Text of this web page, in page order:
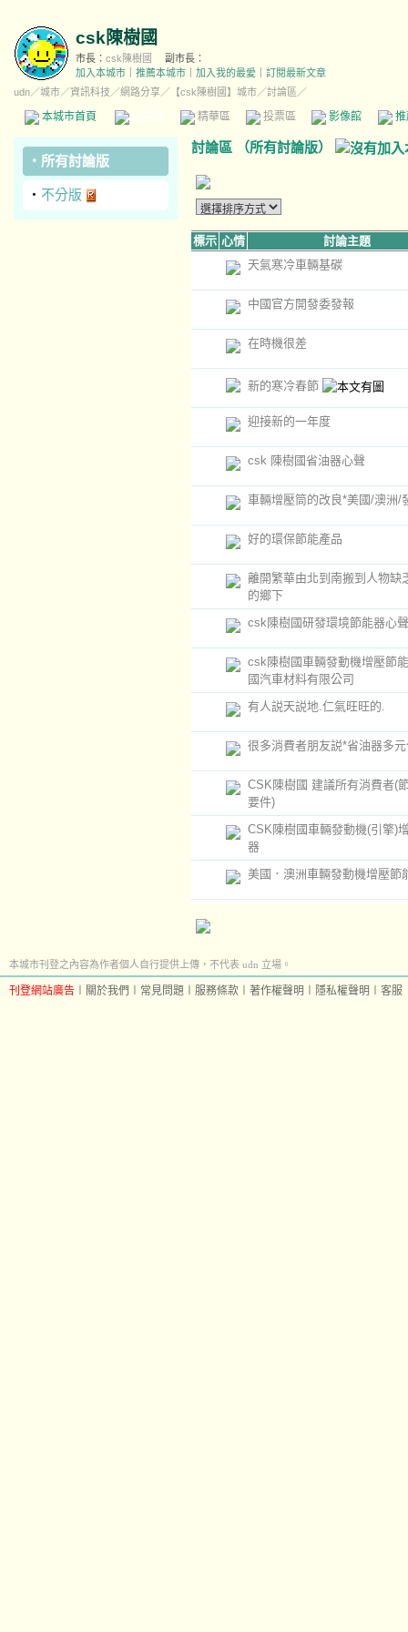
csk陳樹國
市長： csk陳樹國
副市長：
加入本城市
推薦本城市 加入我的最愛
訂閱最新文章
udn／城市／資訊科技 ／網路分享／ 【csk陳樹國】城市／討論區／
本城市首頁 精華區 投票區 影像館
‧ 所有討論版
‧ 不分版
討論區 （所有討論版）
標示 心情
討論主題
天氣寒冷車輛基碳
中國官方開發委發報
在時機很差
新的寒冷春節
迎接新的一年度
csk 陳樹國省油器心聲
車輛增壓筒的改良*美國/澳洲/
好的環保節能產品
離開繁華由北到南搬到人物缺
的鄉下
csk陳樹國研發環境節能器心聲
csk陳樹國車輛發動機增壓節
國汽車材料有限公司
有人説天説地.仁氣旺旺的.
很多消費者朋友説*省油器多
CSK陳樹國 建議所有消費者(
要件)
CSK陳樹國車輛發動機(引擎)
器
美國．澳洲車輛發動機增壓節
本城市刊登之內容為作者個人自行提供上傳，不代表 udn 立場。
刊登網站廣告 關於我們 常見問題 服務條款 著作權聲明 隱私權聲明 客服